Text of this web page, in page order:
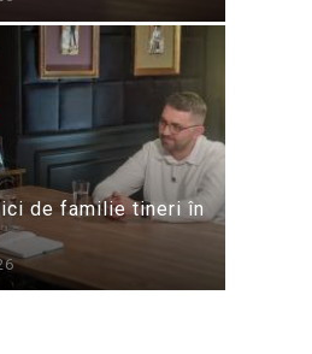
de familie tineri în